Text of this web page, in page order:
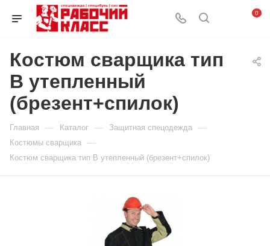
0
Костюм сварщика тип
В утепленный
(брезент+спилок)
Главная — Каталог — Защитная спецодежда —
Костюмы сварщика —
Костюм сварщика тип В утепленный (брезент+спилок)